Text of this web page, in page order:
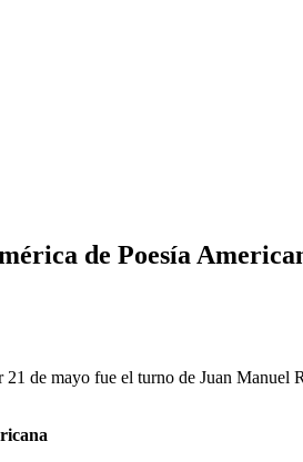
de Poesía
de mayo fue el turno de Juan